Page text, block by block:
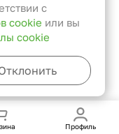
Профиль
с
cookie или вы
cookie